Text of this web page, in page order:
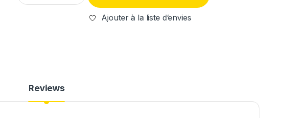
Ajouter à la liste d’envies
Reviews